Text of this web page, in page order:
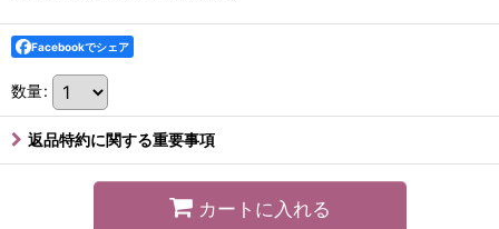
Facebookでシェア
数量:
返品特約に関する重要事項
カートに入れる